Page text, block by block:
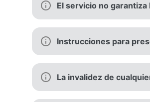
El servicio no
Instrucciones para
La invalidez de